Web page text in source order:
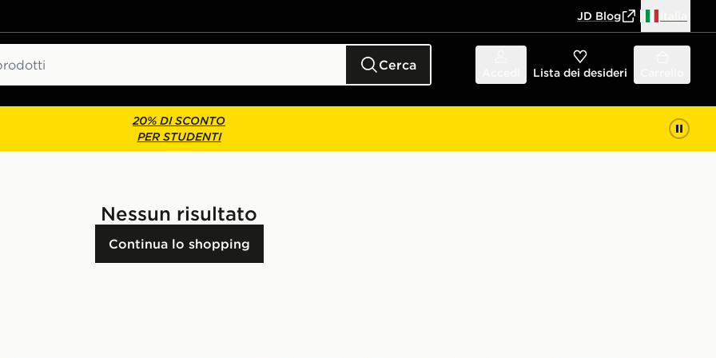
JD Blog
Cerca Lista dei desideri
20% DI SCONTO
PER STUDENTI
Nessun risultato
Continua lo shopping